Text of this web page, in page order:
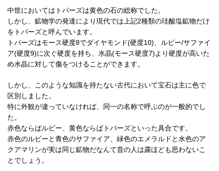
中世においてはトパーズは黄色の石の総称でした。
しかし、鉱物学の発達により現代では上記2種類の珪酸塩鉱物だけ
をトパーズと呼んでいます。
トパーズはモース硬度8でダイヤモンド(硬度10)、ルビー/サファイ
ア(硬度9)に次ぐ硬度を持ち、水晶(モース硬度7)より硬度が高いた
め水晶に対して傷をつけることができます。
しかし、このような知識を持たない古代において宝石は主に色で
区別しました。
特に外観が違っていなければ、同一の名称で呼ぶのが一般的でし
た。
赤色ならばルビー、黄色ならばトパーズといった具合です。
赤色のルビーと青色のサファイア、緑色のエメラルドと水色のア
クアマリンが実は同じ鉱物だなんて昔の人は露ほども思わないこ
とでしょう。